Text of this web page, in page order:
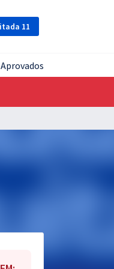
11
Aprovados